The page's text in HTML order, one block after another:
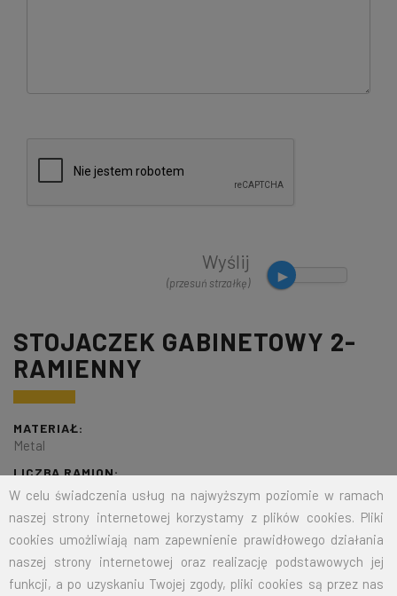
W celu świadczenia usług na najwyższym poziomie w ramach
naszej strony internetowej korzystamy z plików cookies. Pliki
cookies umożliwiają nam zapewnienie prawidłowego działania
naszej strony internetowej oraz realizację podstawowych jej
funkcji, a po uzyskaniu Twojej zgody, pliki cookies są przez nas
Wyślij
(przesuń strzałkę)
STOJACZEK GABINETOWY 2-
RAMIENNY
MATERIAŁ:
Metal
LICZBA RAMION:
2
KOLOR:
srebrny
ROZMIAR:
36cm